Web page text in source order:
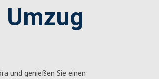
und genießen Sie einen